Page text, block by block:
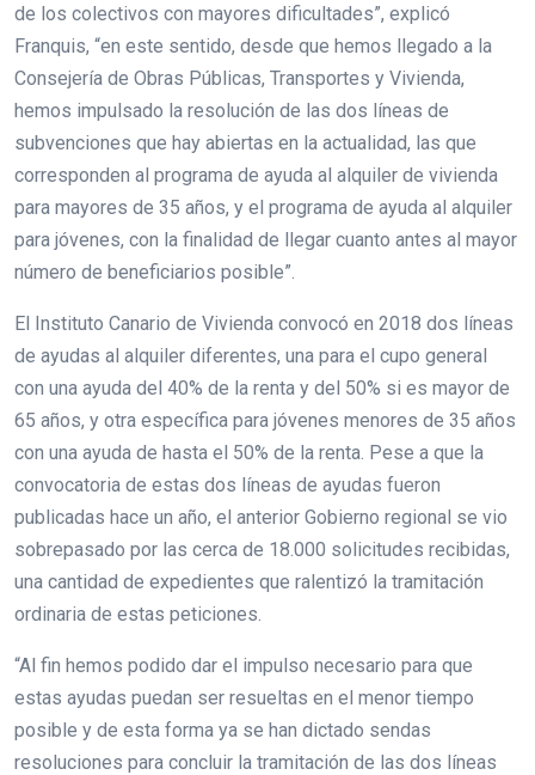
de los colectivos con mayores dificultades”, explicó
Franquis, “en este sentido, desde que hemos llegado a la
Consejería de Obras Públicas, Transportes y Vivienda,
hemos impulsado la resolución de las dos líneas de
subvenciones que hay abiertas en la actualidad, las que
corresponden al programa de ayuda al alquiler de vivienda
para mayores de 35 años, y el programa de ayuda al alquiler
para jóvenes, con la finalidad de llegar cuanto antes al mayor
número de beneficiarios posible”.
El Instituto Canario de Vivienda convocó en 2018 dos líneas
de ayudas al alquiler diferentes, una para el cupo general
con una ayuda del 40% de la renta y del 50% si es mayor de
65 años, y otra específica para jóvenes menores de 35 años
con una ayuda de hasta el 50% de la renta. Pese a que la
convocatoria de estas dos líneas de ayudas fueron
publicadas hace un año, el anterior Gobierno regional se vio
sobrepasado por las cerca de 18.000 solicitudes recibidas,
una cantidad de expedientes que ralentizó la tramitación
ordinaria de estas peticiones.
“Al fin hemos podido dar el impulso necesario para que
estas ayudas puedan ser resueltas en el menor tiempo
posible y de esta forma ya se han dictado sendas
resoluciones para concluir la tramitación de las dos líneas